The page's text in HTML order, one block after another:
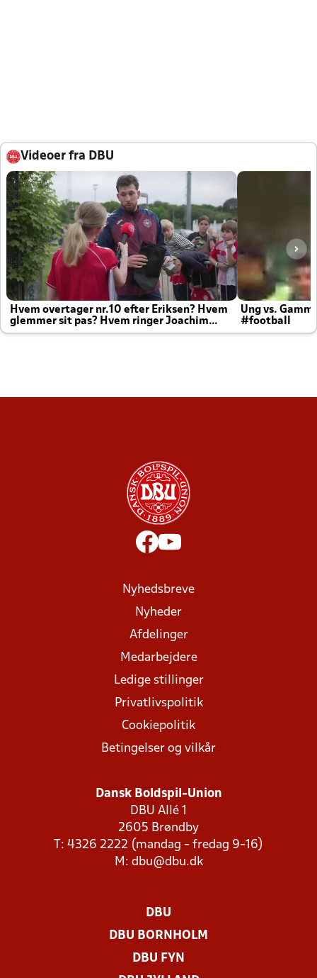
Videoer fra DBU
Hvem overtager nr.10 efter Eriksen? Hvem
glemmer sit pas? Hvem ringer Joachim
altid til efter kampe?
Ung vs.
#football
Nyhedsbreve
Nyheder
Afdelinger
Medarbejdere
Ledige stillinger
Privatlivspolitik
Cookiepolitik
Betingelser og vilkår
Dansk Boldspil-Union
DBU Allé 1
2605 Brøndby
T: 4326 2222 (mandag - fredag 9-16)
M: dbu@dbu.dk
DBU
DBU BORNHOLM
DBU FYN